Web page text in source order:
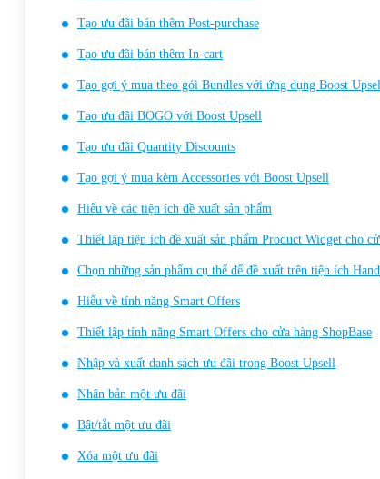
Tạo ưu đãi bán thêm Post-purchase
Tạo ưu đãi bán thêm In-cart
Tạo gợi ý mua theo gói Bundles với ứng dụng Boost
Tạo ưu đãi BOGO với Boost Upsell
Tạo ưu đãi Quantity Discounts
Tạo gợi ý mua kèm Accessories với Boost Upsell
Hiểu về các tiện ích đề xuất sản phẩm
Thiết lập tiện ích đề xuất sản phẩm Product Widget cho
Chọn những sản phẩm cụ thể để đề xuất trên tiện ích
Hiểu về tính năng Smart Offers
Thiết lập tính năng Smart Offers cho cửa hàng ShopBase
Nhập và xuất danh sách ưu đãi trong Boost Upsell
Nhân bản một ưu đãi
Bật/tắt một ưu đãi
Xóa một ưu đãi